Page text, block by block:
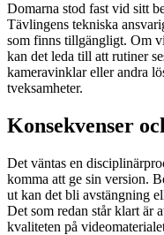
Domarna stod fast vid sitt
Tävlingens tekniska
som finns tillgängligt. Om
kan det leda till att rutiner
kameravinklar eller andra
tveksamheter.
Konsekvenser
Det väntas en
komma att ge sin version.
ut kan det bli avstängning
Det som redan står klart är
kvaliteten på